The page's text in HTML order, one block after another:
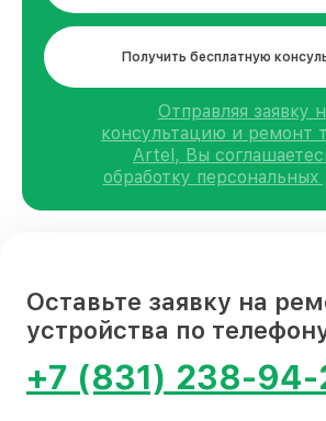
Получить бесплатную
Отправляя заявку
консультацию и ремонт
Artel, Вы
обработку
Оставьте заявку на
устройства по
+7 (831) 238-94-